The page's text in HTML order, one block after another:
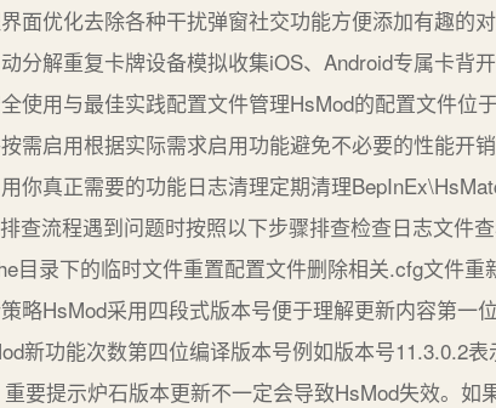
面优化去除各种干扰弹窗社交功能方便添加有趣的
分解重复卡牌设备模拟收集iOS、Android专属卡背
使用与最佳实践配置文件管理HsMod的配置文件位
需启用根据实际需求启用功能避免不必要的性能开
你真正需要的功能日志清理定期清理
查流程遇到问题时按照以下步骤排查检查日志文件
目录下的临时文件重置配置文件删除相关.cfg文件
略HsMod采用四段式版本号便于理解更新内容第一
新功能次数第四位编译版本号例如版本号11.3.0.2
要提示炉石版本更新不一定会导致HsMod失效。如